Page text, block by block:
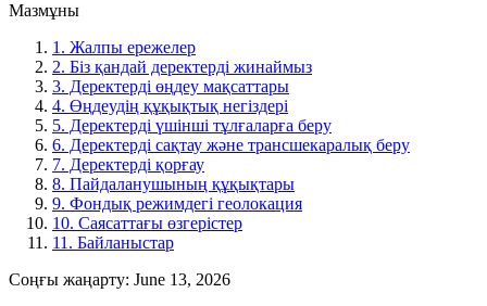
Мазмұны
1. Жалпы ережелер
2. Біз қандай деректерді жинаймыз
3. Деректерді өңдеу мақсаттары
4. Өңдеудің құқықтық негіздері
5. Деректерді үшінші тұлғаларға беру
6. Деректерді сақтау және трансшекаралық беру
7. Деректерді қорғау
8. Пайдаланушының құқықтары
9. Фондық режимдегі геолокация
10. Саясаттағы өзгерістер
11. Байланыстар
Соңғы жаңарту: June 13, 2026